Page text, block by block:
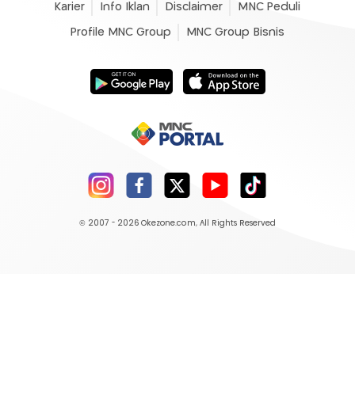
Karier Info Iklan Disclaimer MNC Peduli
Profile MNC Group MNC Group Bisnis
© 2007 - 2026 Okezone.com, All Rights Reserved